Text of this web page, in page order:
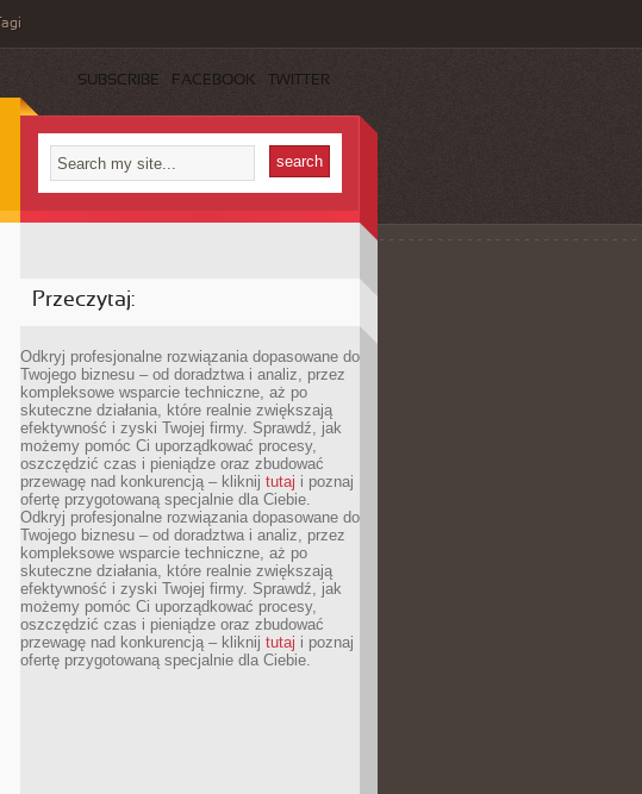
Tagi
SUBSCRIBE FACEBOOK TWITTER
Przeczytaj:
Odkryj profesjonalne rozwiązania dopasowane do
Twojego biznesu – od doradztwa i analiz, przez
kompleksowe wsparcie techniczne, aż po
skuteczne działania, które realnie zwiększają
efektywność i zyski Twojej firmy. Sprawdź, jak
możemy pomóc Ci uporządkować procesy,
oszczędzić czas i pieniądze oraz zbudować
przewagę nad konkurencją – kliknij tutaj i poznaj
ofertę przygotowaną specjalnie dla Ciebie.
Odkryj profesjonalne rozwiązania dopasowane do
Twojego biznesu – od doradztwa i analiz, przez
kompleksowe wsparcie techniczne, aż po
skuteczne działania, które realnie zwiększają
efektywność i zyski Twojej firmy. Sprawdź, jak
możemy pomóc Ci uporządkować procesy,
oszczędzić czas i pieniądze oraz zbudować
przewagę nad konkurencją – kliknij tutaj i poznaj
ofertę przygotowaną specjalnie dla Ciebie.